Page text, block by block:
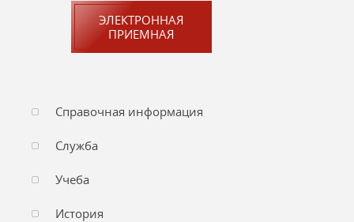
ЭЛЕКТРОННАЯ
ПРИЕМНАЯ
Справочная информация
Служба
Учеба
История